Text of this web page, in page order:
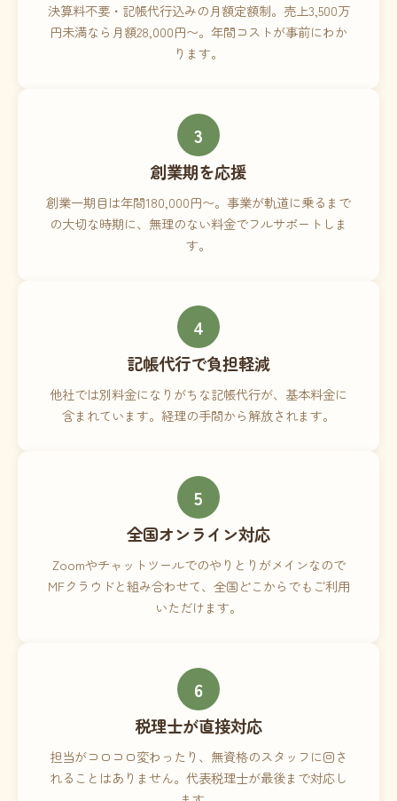
決算料不要・記帳代行込みの月額定額制。売上3,500万
円未満なら月額28,000円〜。年間コストが事前にわか
ります。
3
創業期を応援
創業一期目は年間180,000円〜。事業が軌道に乗るまで
の大切な時期に、無理のない料金でフルサポートしま
す。
4
記帳代行で負担軽減
他社では別料金になりがちな記帳代行が、基本料金に
含まれています。経理の手間から解放されます。
5
全国オンライン対応
Zoomやチャットツールでのやりとりがメインなので
MFクラウドと組み合わせて、全国どこからでもご利用
いただけます。
6
税理士が直接対応
担当がコロコロ変わったり、無資格のスタッフに回さ
れることはありません。代表税理士が最後まで対応し